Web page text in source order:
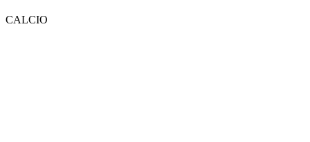
CALCIO